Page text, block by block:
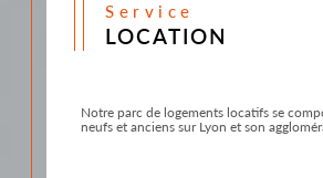
service
LOCATION
Notre parc de logements locatifs se
neufs et anciens sur Lyon et son